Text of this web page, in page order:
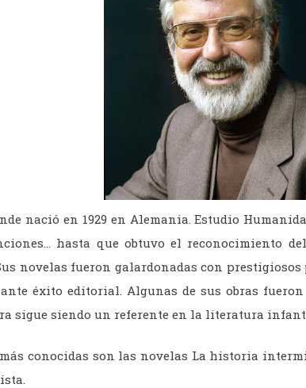
nació en 1929 en Alemania. Estudio
hasta que obtuvo el reconocimiento
novelas fueron galardonadas con
éxito editorial. Algunas de sus obras
sigue siendo un referente en la literatura
conocidas son las novelas La historia